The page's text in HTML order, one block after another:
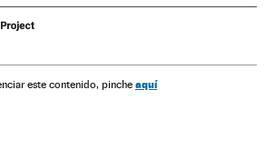
Educação
este contenido, pinche aquí